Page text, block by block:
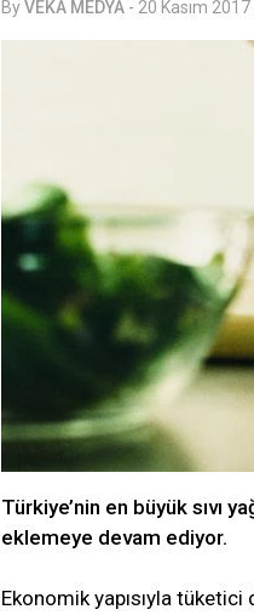
ByVEKA MEDYA - 20 Kasım
Türkiye’nin en büyük sıvı
eklemeye devam ediyor.
Ekonomik yapısıyla